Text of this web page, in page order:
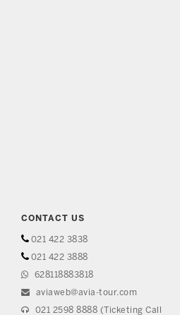
CONTACT US
021 422 3838
021 422 3888
628118883818
aviaweb@avia-tour.com
021 2598 8888 (Ticketing Call